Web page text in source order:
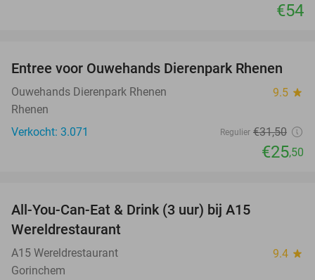
€54
19%
Entree voor Ouwehands Dierenpark Rhenen
Ouwehands Dierenpark Rhenen 9.5 star
Rhenen
Verkocht: 3.071
Regulier €31,50
€25,50
All-You-Can-Eat & Drink (3 uur) bij A15
Wereldrestaurant
A15 Wereldrestaurant 9.4 star
Gorinchem